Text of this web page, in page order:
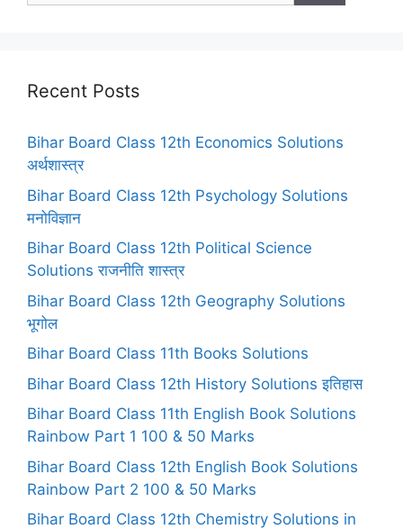
Recent Posts
Bihar Board Class 12th Economics Solutions
अर्थशास्त्र
Bihar Board Class 12th Psychology Solutions
मनोविज्ञान
Bihar Board Class 12th Political Science
Solutions राजनीति शास्त्र
Bihar Board Class 12th Geography Solutions
भूगोल
Bihar Board Class 11th Books Solutions
Bihar Board Class 12th History Solutions इतिहास
Bihar Board Class 11th English Book Solutions
Rainbow Part 1 100 & 50 Marks
Bihar Board Class 12th English Book Solutions
Rainbow Part 2 100 & 50 Marks
Bihar Board Class 12th Chemistry Solutions in